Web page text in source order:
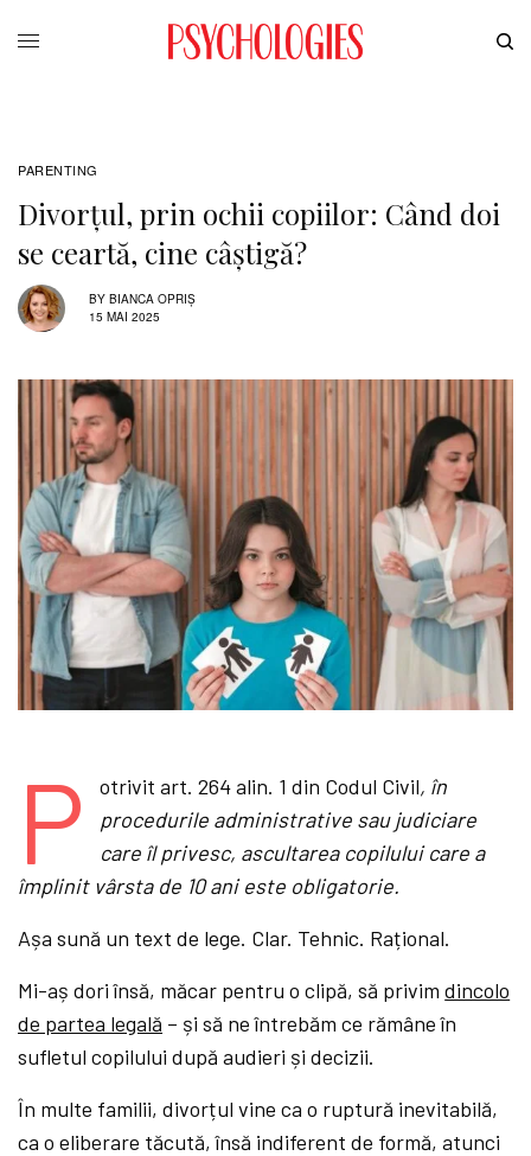
PARENTING
Divorțul, prin ochii copiilor: Când doi
se ceartă, cine câștigă?
BY BIANCA OPRIȘ
15 MAI 2025
P otrivit art. 264 alin. 1 din Codul Civil, în
procedurile administrative sau judiciare
care îl privesc, ascultarea copilului care a
împlinit vârsta de 10 ani este obligatorie.
Așa sună un text de lege. Clar. Tehnic. Rațional.
Mi-aș dori însă, măcar pentru o clipă, să privimdincolo
de partea legală – și să ne întrebăm ce rămâne în
sufletul copilului după audieri și decizii.
În multe familii, divorțul vine ca o ruptură inevitabilă,
ca o eliberare tăcută, însă indiferent de formă, atunci